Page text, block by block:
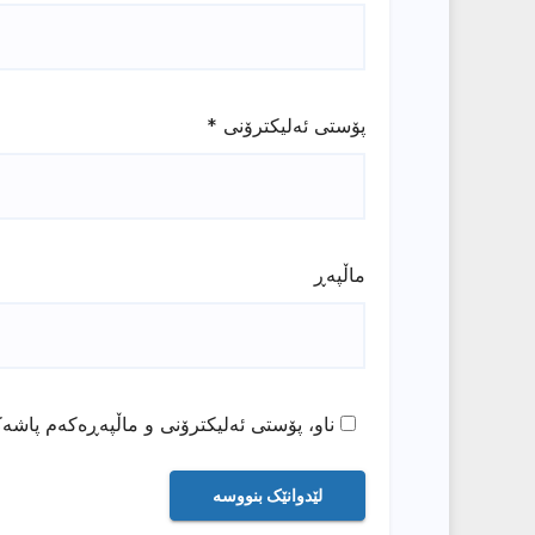
پۆستی ئەلیکترۆنی *
ماڵپه‌ڕ
ناو، پۆستی ئەلیکترۆنی و ماڵپەڕەکەم